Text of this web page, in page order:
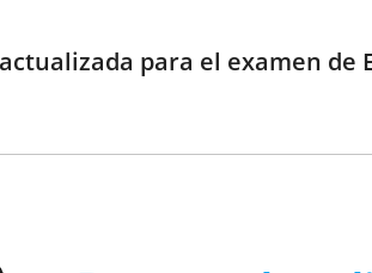
para el examen de